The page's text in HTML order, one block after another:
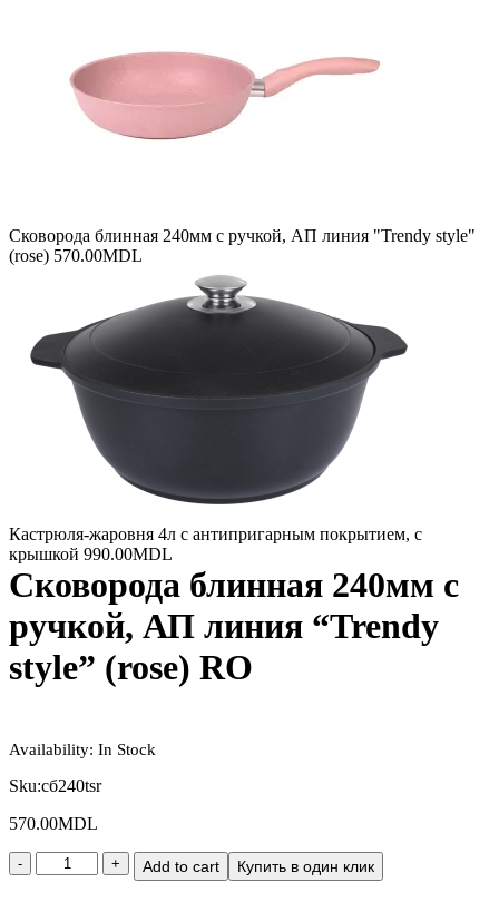
Сковорода блинная 240мм с ручкой, АП линия "Trendy style"
(rose) 570.00MDL
Кастрюля-жаровня 4л с антипригарным покрытием, с
крышкой 990.00MDL
Сковорода блинная 240мм с
ручкой, АП линия “Trendy
style” (rose) RO
Availability: In Stock
Sku:сб240tsr
570.00MDL
Add to cart Купить в один клик